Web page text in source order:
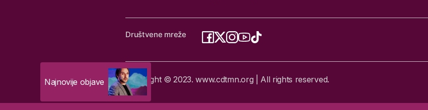
Najnovije objave
Društvene mreže
Copyright © 2023. www.cdtmn.org | All rights reserved.